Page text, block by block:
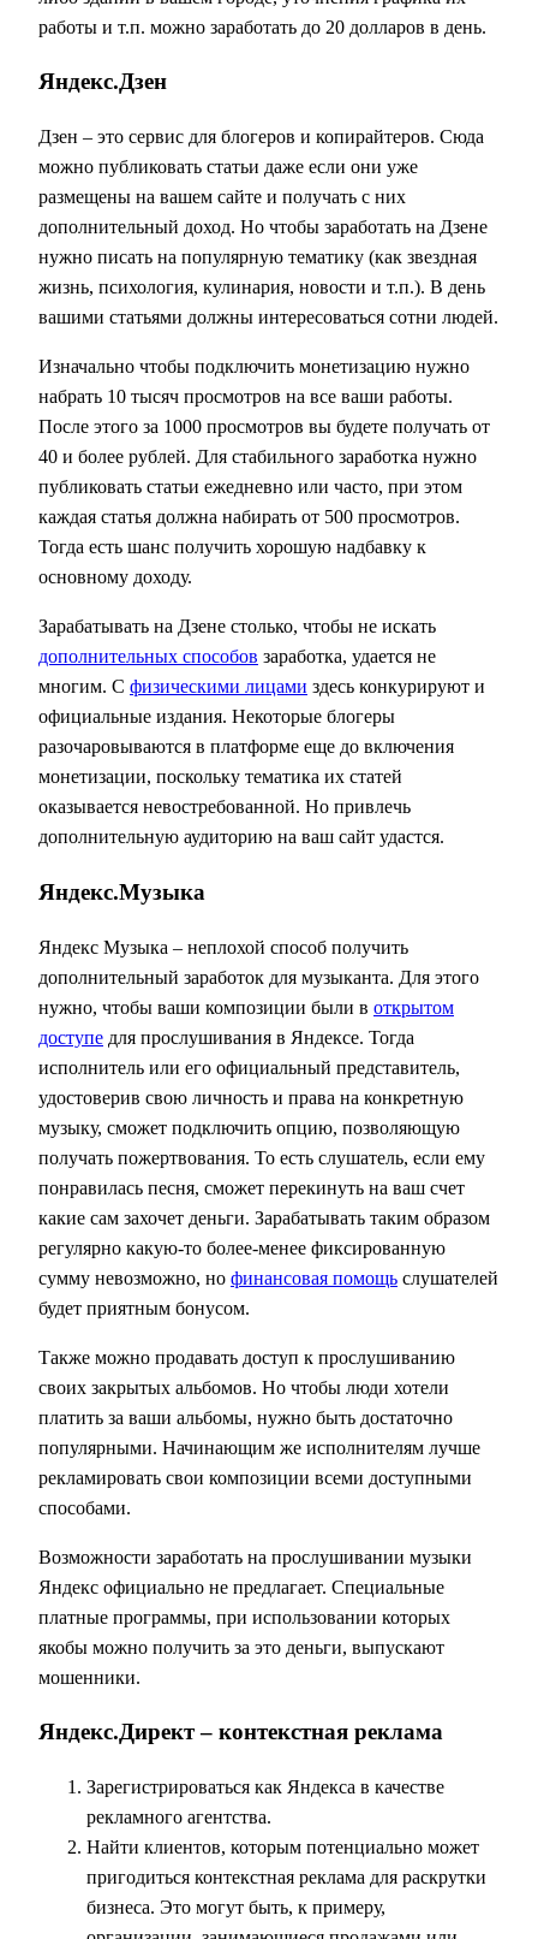
работы и т.п. можно заработать до 20 долларов в день.
Яндекс.Дзен
Дзен – это сервис для блогеров и копирайтеров. Сюда
можно публиковать статьи даже если они уже
размещены на вашем сайте и получать с них
дополнительный доход. Но чтобы заработать на Дзене
нужно писать на популярную тематику (как звездная
жизнь, психология, кулинария, новости и т.п.). В день
вашими статьями должны интересоваться сотни людей.
Изначально чтобы подключить монетизацию нужно
набрать 10 тысяч просмотров на все ваши работы.
После этого за 1000 просмотров вы будете получать от
40 и более рублей. Для стабильного заработка нужно
публиковать статьи ежедневно или часто, при этом
каждая статья должна набирать от 500 просмотров.
Тогда есть шанс получить хорошую надбавку к
основному доходу.
Зарабатывать на Дзене столько, чтобы не искать
дополнительных способов заработка, удается не
многим. С физическими лицами здесь конкурируют и
официальные издания. Некоторые блогеры
разочаровываются в платформе еще до включения
монетизации, поскольку тематика их статей
оказывается невостребованной. Но привлечь
дополнительную аудиторию на ваш сайт удастся.
Яндекс.Музыка
Яндекс Музыка – неплохой способ получить
дополнительный заработок для музыканта. Для этого
нужно, чтобы ваши композиции были в открытом
доступе для прослушивания в Яндексе. Тогда
исполнитель или его официальный представитель,
удостоверив свою личность и права на конкретную
музыку, сможет подключить опцию, позволяющую
получать пожертвования. То есть слушатель, если ему
понравилась песня, сможет перекинуть на ваш счет
какие сам захочет деньги. Зарабатывать таким образом
регулярно какую-то более-менее фиксированную
сумму невозможно, но финансовая помощь слушателей
будет приятным бонусом.
Также можно продавать доступ к прослушиванию
своих закрытых альбомов. Но чтобы люди хотели
платить за ваши альбомы, нужно быть достаточно
популярными. Начинающим же исполнителям лучше
рекламировать свои композиции всеми доступными
способами.
Возможности заработать на прослушивании музыки
Яндекс официально не предлагает. Специальные
платные программы, при использовании которых
якобы можно получить за это деньги, выпускают
мошенники.
Яндекс.Директ – контекстная реклама
Зарегистрироваться как Яндекса в качестве
рекламного агентства.
Найти клиентов, которым потенциально может
пригодиться контекстная реклама для раскрутки
бизнеса. Это могут быть, к примеру,